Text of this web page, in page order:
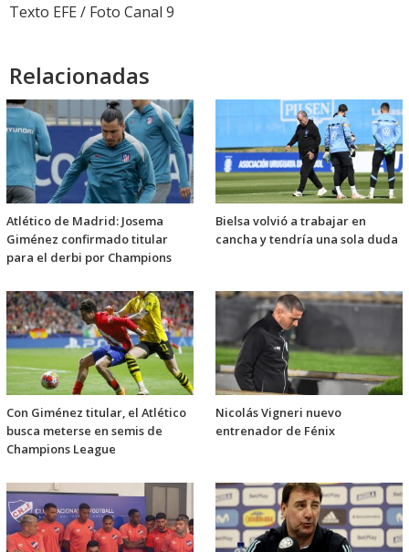
Texto EFE / Foto Canal 9
Relacionadas
Atlético de Madrid: Josema
Giménez confirmado titular
para el derbi por Champions
Bielsa volvió a trabajar en
cancha y tendría una sola duda
Con Giménez titular, el Atlético
busca meterse en semis de
Champions League
Nicolás Vigneri nuevo
entrenador de Fénix